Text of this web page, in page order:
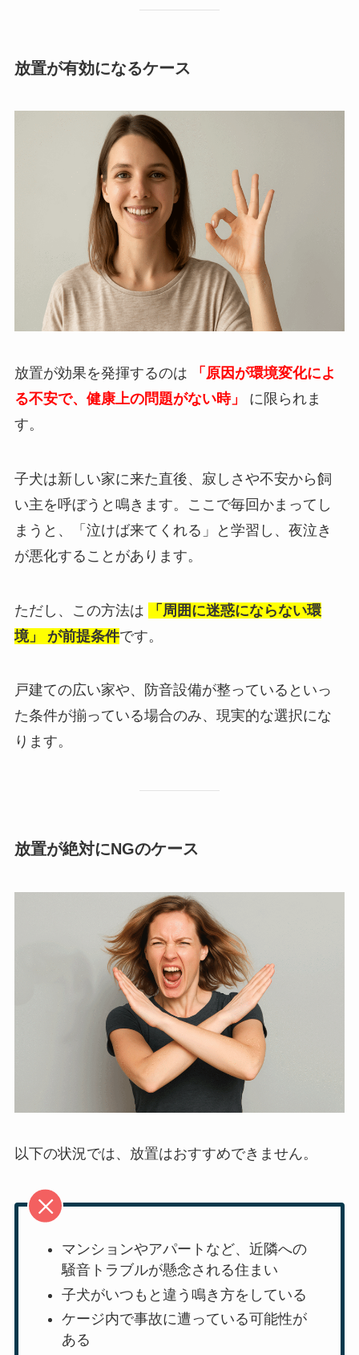
放置が有効になるケース
放置が効果を発揮するのは
「原因が環境変化によ
る不安で、健康上の問題がない時」
に限られま
す。
子犬は新しい家に来た直後、寂しさや不安から飼
い主を呼ぼうと鳴きます。ここで毎回かまってし
まうと、「泣けば来てくれる」と学習し、夜泣き
が悪化することがあります。
ただし、この方法は
「周囲に迷惑にならない環
境」 が前提条件です。
戸建ての広い家や、防音設備が整っているといっ
た条件が揃っている場合のみ、現実的な選択にな
ります。
放置が絶対にNGのケース
以下の状況では、放置はおすすめできません。
マンションやアパートなど、近隣への
騒音トラブルが懸念される住まい
子犬がいつもと違う鳴き方をしている
ケージ内で事故に遭っている可能性が
ある